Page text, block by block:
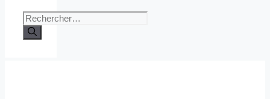
Rechercher :